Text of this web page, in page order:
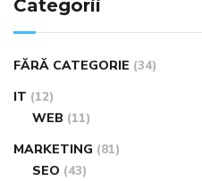
Categorii
FĂRĂ CATEGORIE (34)
IT (12)
WEB (11)
MARKETING (81)
SEO (43)